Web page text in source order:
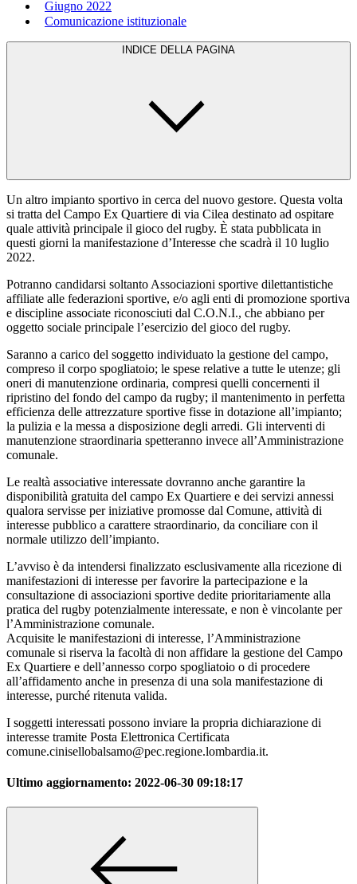
Giugno 2022
Comunicazione istituzionale
INDICE DELLA PAGINA
Un altro impianto sportivo in cerca del nuovo gestore. Questa volta
si tratta del Campo Ex Quartiere di via Cilea destinato ad ospitare
quale attività principale il gioco del rugby. È stata pubblicata in
questi giorni la manifestazione d’Interesse che scadrà il 10 luglio
2022.
Potranno candidarsi soltanto Associazioni sportive dilettantistiche
affiliate alle federazioni sportive, e/o agli enti di promozione sportiva
e discipline associate riconosciuti dal C.O.N.I., che abbiano per
oggetto sociale principale l’esercizio del gioco del rugby.
Saranno a carico del soggetto individuato la gestione del campo,
compreso il corpo spogliatoio; le spese relative a tutte le utenze; gli
oneri di manutenzione ordinaria, compresi quelli concernenti il
ripristino del fondo del campo da rugby; il mantenimento in perfetta
efficienza delle attrezzature sportive fisse in dotazione all’impianto;
la pulizia e la messa a disposizione degli arredi. Gli interventi di
manutenzione straordinaria spetteranno invece all’Amministrazione
comunale.
Le realtà associative interessate dovranno anche garantire la
disponibilità gratuita del campo Ex Quartiere e dei servizi annessi
qualora servisse per iniziative promosse dal Comune, attività di
interesse pubblico a carattere straordinario, da conciliare con il
normale utilizzo dell’impianto.
L’avviso è da intendersi finalizzato esclusivamente alla ricezione di
manifestazioni di interesse per favorire la partecipazione e la
consultazione di associazioni sportive dedite prioritariamente alla
pratica del rugby potenzialmente interessate, e non è vincolante per
l’Amministrazione comunale.
Acquisite le manifestazioni di interesse, l’Amministrazione
comunale si riserva la facoltà di non affidare la gestione del Campo
Ex Quartiere e dell’annesso corpo spogliatoio o di procedere
all’affidamento anche in presenza di una sola manifestazione di
interesse, purché ritenuta valida.
I soggetti interessati possono inviare la propria dichiarazione di
interesse tramite Posta Elettronica Certificata
comune.cinisellobalsamo@pec.regione.lombardia.it.
Ultimo aggiornamento: 2022-06-30 09:18:17